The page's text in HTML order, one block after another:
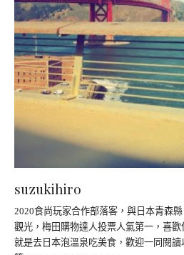
suzukihiro
2020食尚玩家合作部落客，與日本青森
觀光，梅田購物達人投票人氣第一，喜
就是去日本泡溫泉吃美食，歡迎一同閱